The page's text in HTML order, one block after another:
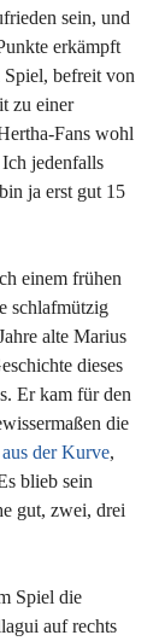
sein, und
erkämpft
befreit von
zu einer
Fans wohl
jedenfalls
ja erst gut 15
einem frühen
schlafmützig
alte Marius
dieses
Er kam für den
die
der Kurve,
blieb sein
gut, zwei, drei
Spiel die
auf rechts